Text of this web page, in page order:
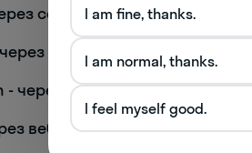
сообщение
сеть
через транспортировку
веб-сайт
I am fine, thanks.
I am normal, thanks.
I feel myself good.